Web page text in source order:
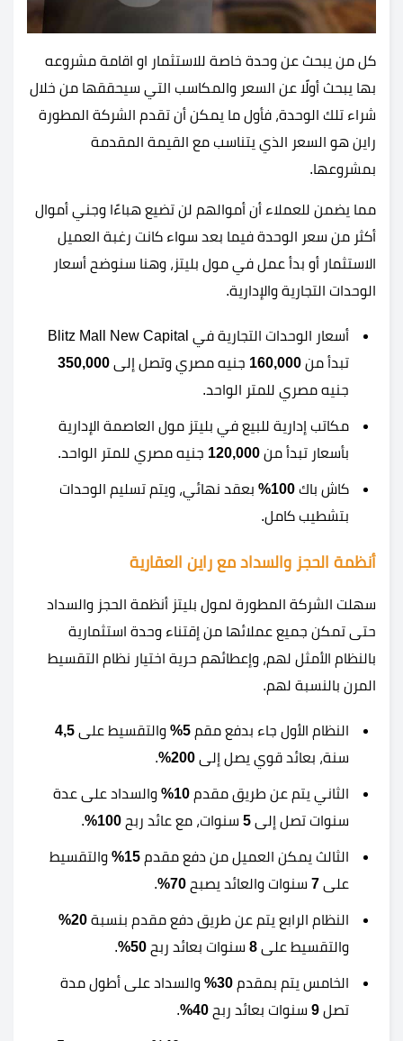
كل من يبحث عن وحدة خاصة للاستثمار او اقامة مشروعه
بها يبحث أولًا عن السعر والمكاسب التي سيحققها من خلال
شراء تلك الوحدة، فأول ما يمكن أن تقدم الشركة المطورة
راين هو السعر الذي يتناسب مع القيمة المقدمة
بمشروعها.
مما يضمن للعملاء أن أموالهم لن تضيع هباءًا وجني أموال
أكثر من سعر الوحدة فيما بعد سواء كانت رغبة العميل
الاستثمار أو بدأ عمل في مول بليتز، وهنا سنوضح أسعار
الوحدات التجارية والإدارية.
أسعار الوحدات التجارية في Blitz Mall New Capital
تبدأ من 160,000 جنيه مصري وتصل إلى 350,000
جنيه مصري للمتر الواحد.
مكاتب إدارية للبيع في بليتز مول العاصمة الإدارية
بأسعار تبدأ من 120,000 جنيه مصري للمتر الواحد.
كاش باك
بعقد نهائي، ويتم تسليم الوحدات
بتشطيب كامل.
أنظمة الحجز والسداد مع راين العقارية
سهلت الشركة المطورة لمول بليتز أنظمة الحجز والسداد
حتى تمكن جميع عملائها من إقتناء وحدة استثمارية
بالنظام الأمثل لهم، وإعطائهم حرية اختيار نظام التقسيط
المرن بالنسبة لهم.
النظام الأول جاء بدفع مقم 5% والتقسيط على 4,5
سنة، بعائد قوي يصل إلى 200%
.
الثاني يتم عن طريق مقدم
والسداد على عدة
سنوات تصل إلى 5 سنوات، مع عائد ربح 100%
.
الثالث يمكن العميل من دفع مقدم 15%
والتقسيط
على 7 سنوات والعائد يصبح 70%
.
النظام الرابع يتم عن طريق دفع مقدم بنسبة 20%
والتقسيط على 8 سنوات بعائد ربح 50%
.
الخامس يتم بمقدم 30%
والسداد على أطول مدة
تصل 9 سنوات بعائد ربح 40%
.